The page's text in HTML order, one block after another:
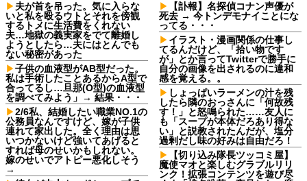
夫が首を吊った。気に入らな
いと私を殴るウトとそれを傍観
するトメに生活費をくれない
夫…地獄の義実家をでて離婚し
ようとしたら…夫にはとんでも
ない秘密があった
子供の血液型がAB型だった。
私は手術したことあるからA型で
合ってるし…旦那(O型)の血液型
を調べてみよう」→ 結果・・・
2/6私、結婚したい職業NO.1の
公務員なんですけど、嫁が子供
連れて家出した。全く理由は思
いつかないけど強いてあげると
すれば母のせいかもしれない。
嫁のせいでアトピー悪化しそう
→
【訃報】名探偵コナン声優が
死去 → 今トンデモナイことにな
ってる・・・
イラスト・漫画関係の仕事し
てるんだけど、「拾い物です
が」とか言ってTwitterで勝手に
自分の画像を出されるのに違和
感を覚える。。
しょっぱいラーメンの汁を残
したら隣のおっさんに「何故残
す！」と怒鳴られた……友人に
も「スープが本体だろあり得な
い」と説教されたんだが、塩分
過剰だし味の好みは自由だろ！
【切り込み隊長ツッコミ屋】
魔使マオと楽しむグラブルリリ
ンク！拡張コンテンツを遊び尽